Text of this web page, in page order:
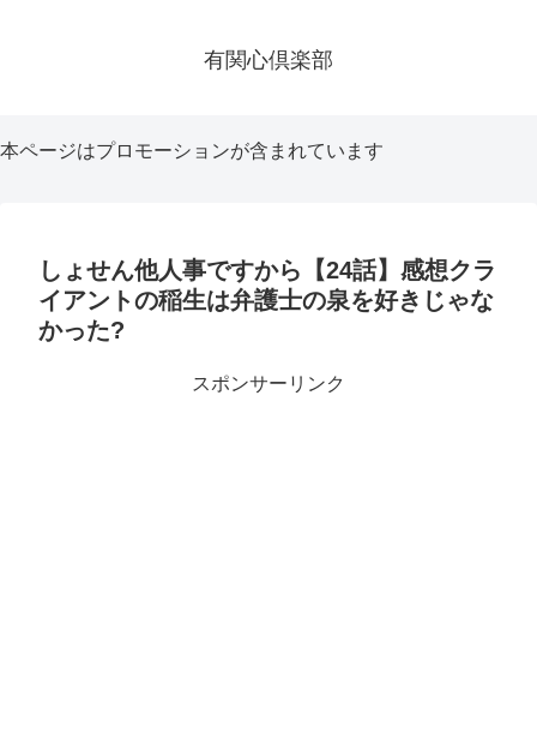
有関心倶楽部
本ページはプロモーションが含まれています
しょせん他人事ですから【24話】感想クラ
イアントの稲生は弁護士の泉を好きじゃな
かった?
スポンサーリンク